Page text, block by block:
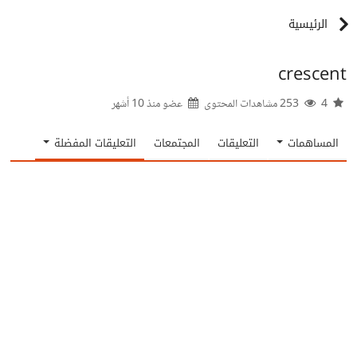
الرئيسية
crescent
عضو منذ10 أشهر
المساهمات التعليقات المجتمعات التعليقات المفضلة